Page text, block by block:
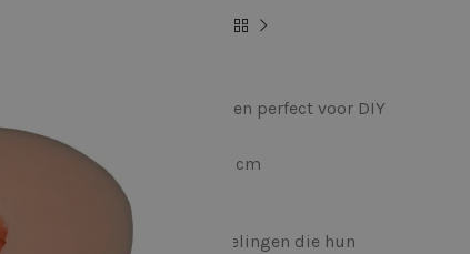
3D
– compact, gedetailleerd en perfect voor DIY
product: 5×5×5.5 cm
product: 45 g
favoriet onder creatievelingen die hun